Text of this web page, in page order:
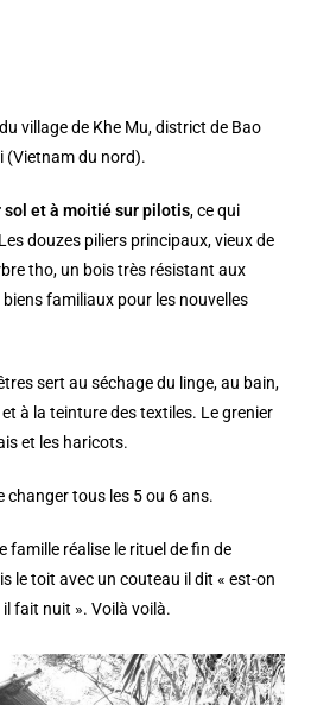
village de Khe Mu, district de Bao
(Vietnam du nord).
sol et à moitié sur pilotis, ce qui
douzes piliers principaux, vieux de
tho, un bois très résistant aux
familiaux pour les nouvelles
sert au séchage du linge, au bain,
à la teinture des textiles. Le grenier
et les haricots.
changer tous les 5 ou 6 ans.
famille réalise le rituel de fin de
le toit avec un couteau il dit « est-on
il fait nuit ». Voilà voilà.